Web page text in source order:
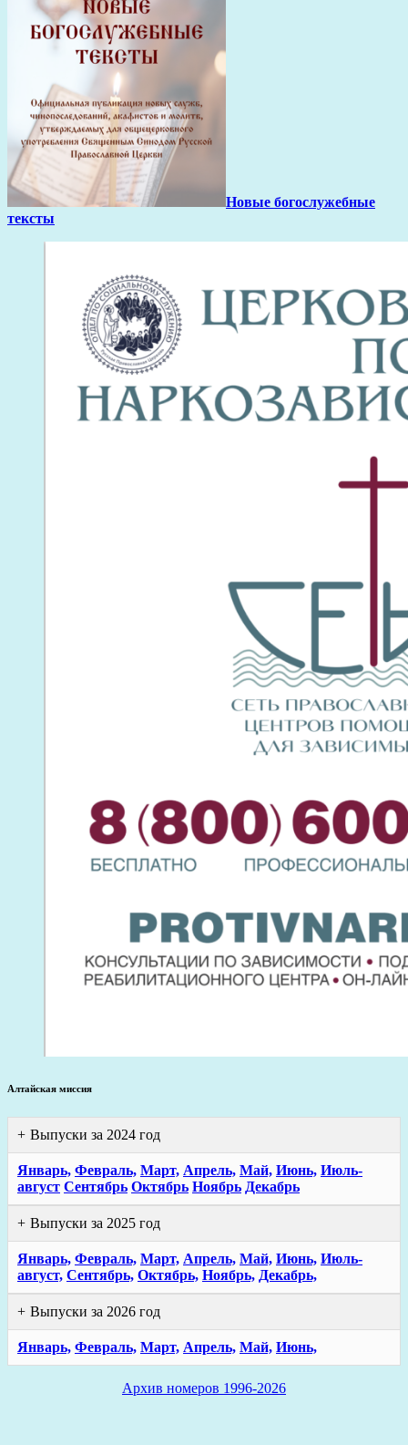
Новые богослужебные
тексты
Алтайская миссия
Выпуски за 2024 год
Январь, Февраль, Март, Апрель, Май, Июнь, Июль-
август Сентябрь Октябрь Ноябрь Декабрь
Выпуски за 2025 год
Январь, Февраль, Март, Апрель, Май, Июнь, Июль-
август, Сентябрь, Октябрь, Ноябрь, Декабрь,
Выпуски за 2026 год
Январь, Февраль, Март, Апрель, Май, Июнь,
Архив номеров 1996-2026